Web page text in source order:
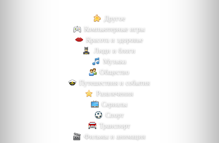
Другое
Компьютерные игры
Красота и здоровье
Люди и блоги
Музыка
Общество
Путешествия и события
Развлечения
Сериалы
Спорт
Транспорт
Фильмы и анимация